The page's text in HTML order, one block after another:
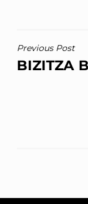
POST
Previous Post
BIZITZA